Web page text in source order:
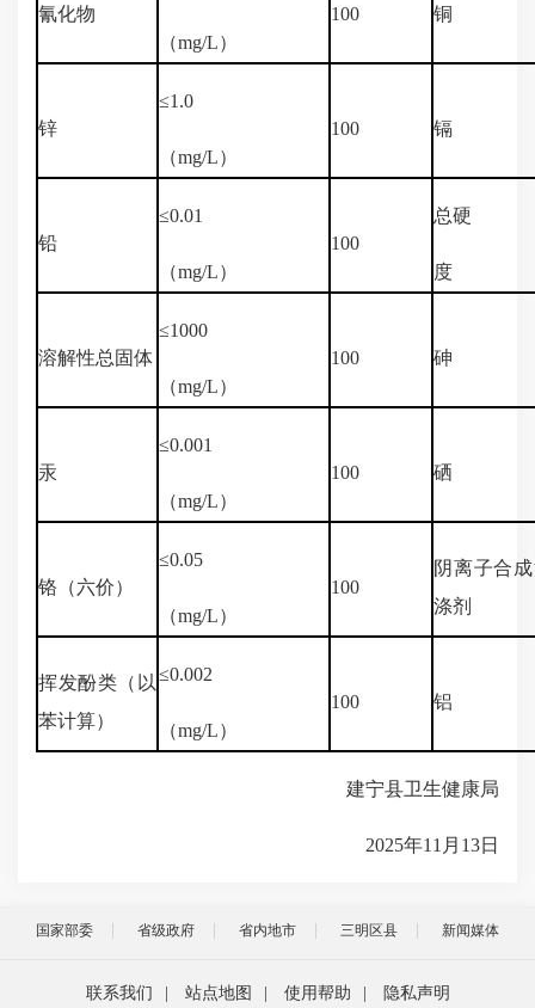
氰化物
（mg/L）
100 铜
锌
≤1.0
（mg/L）
100 镉
铅
≤0.01
（mg/L）
100
总硬
度
溶解性总固体
≤1000
（mg/L）
100 砷
汞
≤0.001
（mg/L）
100 硒
铬（六价）
≤0.05
（mg/L）
100
阴离子合
涤剂
挥发酚类（以
苯计算）
≤0.002
（mg/L）
100 铝
建宁县卫生健康局
2025年11月13日
国家部委 省级政府 省内地市 三明区县 新闻媒体
联系我们 站点地图 使用帮助 隐私声明